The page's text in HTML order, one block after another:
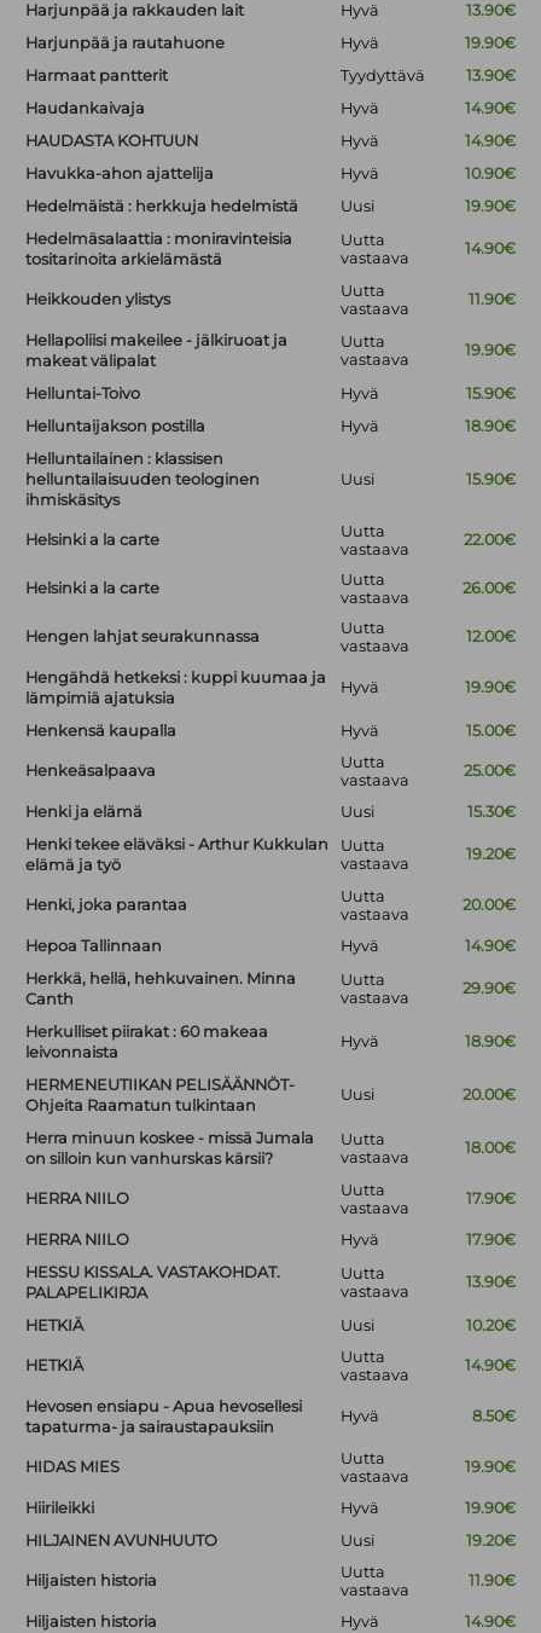
Harjunpää ja rakkauden lait
Hyvä
13.90€
Harjunpää ja rautahuone
Hyvä
19.90€
Harmaat pantterit
Tyydyttävä
13.90€
Haudankaivaja
Hyvä
14.90€
HAUDASTA KOHTUUN
Hyvä
14.90€
Havukka-ahon ajattelija
Hyvä
10.90€
Hedelmäistä : herkkuja hedelmistä
Uusi
19.90€
Hedelmäsalaattia : moniravinteisia
tositarinoita arkielämästä
Uutta
vastaava
14.90€
Heikkouden ylistys
Uutta
vastaava
11.90€
Hellapoliisi makeilee - jälkiruoat ja
makeat välipalat
Uutta
vastaava
19.90€
Helluntai-Toivo Hyvä
15.90€
Helluntaijakson postilla
Hyvä
18.90€
Helluntailainen : klassisen
helluntailaisuuden teologinen
ihmiskäsitys
Uusi 15.90€
Helsinki a la carte
Uutta
vastaava
22.00€
Helsinki a la carte
Uutta
vastaava
26.00€
Hengen lahjat seurakunnassa
Uutta
vastaava
12.00€
Hengähdä hetkeksi : kuppi kuumaa ja
lämpimiä ajatuksia
Hyvä 19.90€
Henkensä kaupalla Hyvä 15.00€
Henkeäsalpaava
Uutta
vastaava
25.00€
Henki ja elämä Uusi
15.30€
Henki tekee eläväksi - Arthur Kukkulan
elämä ja työ
Uutta
vastaava
19.20€
Henki, joka parantaa
Uutta
vastaava
20.00€
Hepoa Tallinnaan Hyvä
14.90€
Herkkä, hellä, hehkuvainen. Minna
Canth
Uutta
vastaava
29.90€
Herkulliset piirakat : 60 makeaa
leivonnaista
Hyvä 18.90€
HERMENEUTIIKAN PELISÄÄNNÖT-
Ohjeita Raamatun tulkintaan
Uusi 20.00€
Herra minuun koskee - missä Jumala
on silloin kun vanhurskas kärsii?
Uutta
vastaava
18.00€
HERRA NIILO
Uutta
vastaava
17.90€
HERRA NIILO Hyvä
17.90€
HESSU KISSALA. VASTAKOHDAT.
PALAPELIKIRJA
Uutta
vastaava
13.90€
HETKIÄ Uusi 10.20€
HETKIÄ
Uutta
vastaava
14.90€
Hevosen ensiapu - Apua hevosellesi
tapaturma- ja sairaustapauksiin
Hyvä 8.50€
HIDAS MIES
Uutta
vastaava
19.90€
Hiirileikki Hyvä
19.90€
HILJAINEN AVUNHUUTO
Uusi 19.20€
Hiljaisten historia
Uutta
vastaava
11.90€
Hiljaisten historia Hyvä
14.90€